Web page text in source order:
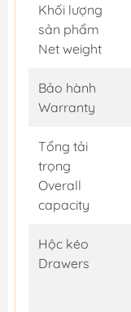
Khối lượng
sản phẩm
Net weight
Bảo hành
Warranty
Tổng tải
trọng
Overall
capacity
Hộc kéo
Drawers